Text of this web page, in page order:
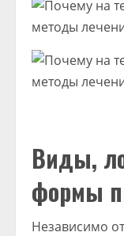
Виды,
формы
Независимо